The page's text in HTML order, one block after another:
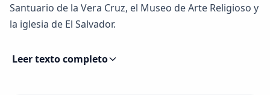
Santuario de la Vera Cruz, el Museo de Arte Religioso y
la iglesia de El Salvador.
Leer texto completo